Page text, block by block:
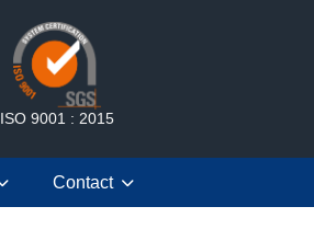
ISO 9001 : 2015
Contact